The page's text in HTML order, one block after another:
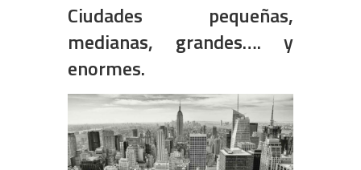
Ciudades pequeñas,
medianas, grandes…. y
enormes.